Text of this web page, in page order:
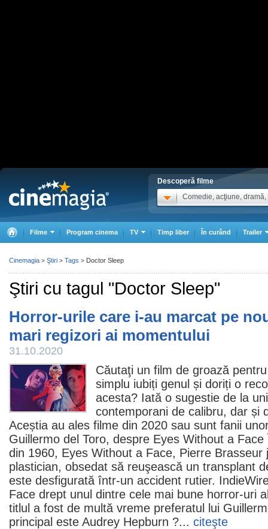
Descoperă filme
Comedie, acţiune, dramă,
Filme Program cinema TV Timp liber În curând Trailer
Ştiri cu tagul "Doctor Sleep"
Horror-urile care i-au marcat pe
mari regizori ai momentului
31.10.2020
Căutaţi un film de groază
simplu iubiți genul și doriți o
acesta? Iată o sugestie de la
contemporani de calibru, dar și
Aceștia au ales filme din 2020 sau sunt fanii
Guillermo del Toro, despre Eyes Without a Face
din 1960, Eyes Without a Face, Pierre Brasseur
plastician, obsedat să reuşească un transplant
este desfigurată într-un accident rutier.
Face drept unul dintre cele mai bune horror-uri
titlul a fost de multă vreme preferatul lui
principal este Audrey Hepburn ?... citeşte
Cinemagia > Ştiri > Tags > Doctor Sleep